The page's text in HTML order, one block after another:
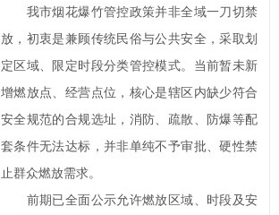
我市烟花爆竹管控政策并非全域一刀切禁
放，初衷是兼顾传统民俗与公共安全，采取划
定区域、限定时段分类管控模式。当前暂未新
增燃放点、经营点位，核心是辖区内缺少符合
安全规范的合规选址，消防、疏散、防爆等配
套条件无法达标，并非单纯不予审批、硬性禁
止群众燃放需求。
前期已全面公示允许燃放区域、时段及安